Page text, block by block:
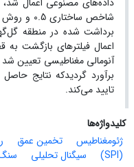
برداشت شده در منطقه
اعمال فیلترهای بازگشت
برآورد گردیدکه نتایج
تایید می‌کند.
کلیدواژه‌ها
ژئومغناطیس‌
تخمین عمق
(SPI)
سیگنال تحلیلی